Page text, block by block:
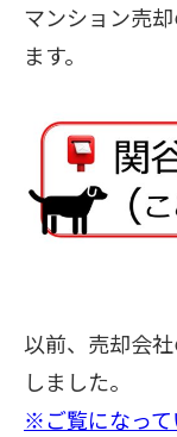
マンション売
ます。
以前、売却会
しました。
※ご覧になっ